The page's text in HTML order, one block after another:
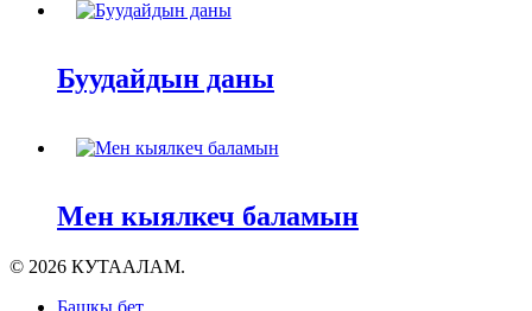
Буудайдын даны
Мен кыялкеч баламын
© 2026 КУТААЛАМ.
Close